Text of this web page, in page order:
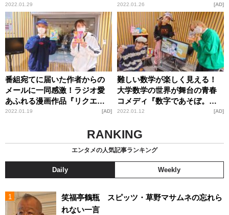
演が光るサスペンス映画
2022.01.29
品『～異伝・絵本草子～ 半妖
の夜叉姫』の魅力
2022.01.26 AD
番組宛てに届いた作者からの
メールに一同感激！ラジオ愛
あふれる漫画作品『リクエス
トをよろしく』の魅力
2022.01.19 AD
難しい数学が楽しく見える！
大学数学の世界が舞台の青春
コメディ『数字であそぼ。』
の魅力
2022.01.12 AD
RANKING
エンタメの人気記事ランキング
Daily Weekly
笑福亭鶴瓶 スピッツ・草野マサムネの忘れら
れない一言